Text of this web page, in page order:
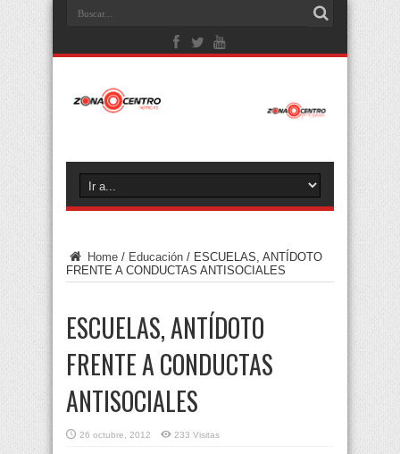
Home / Educación / ESCUELAS, ANTÍDOTO
FRENTE A CONDUCTAS ANTISOCIALES
ESCUELAS, ANTÍDOTO
FRENTE A CONDUCTAS
ANTISOCIALES
26 octubre, 2012 233 Visitas